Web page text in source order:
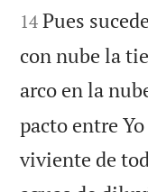
14 Pues
con nube la
arco en la
pacto entre
viviente de